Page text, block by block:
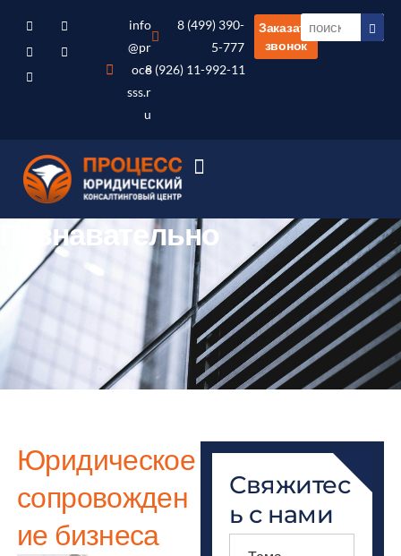
info
@pr
oce
sss.r
u
8 (499) 390-
5-777
8 (926) 11-992-11
Заказать
звонок
Познавательно
Юридическое
сопровожден
ие бизнеса
Свяжитес
ь с нами